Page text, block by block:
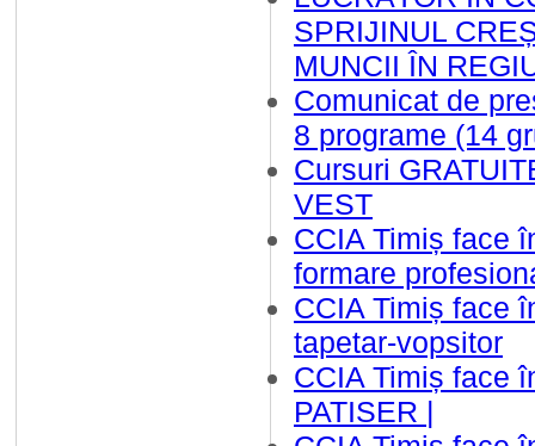
SPRIJINUL
MUNCII ÎN
Comunicat de
8 programe (14
Cursuri
VEST
CCIA Timiș face
formare
CCIA Timiș face
tapetar-vopsitor
CCIA Timiș face
PATISER |